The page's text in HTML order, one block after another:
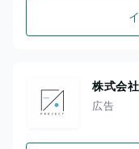
株式会
広告